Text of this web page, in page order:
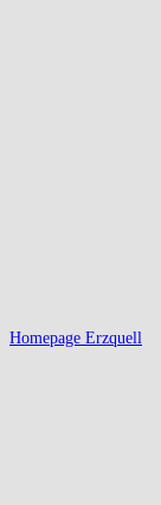
Homepage Erzquell